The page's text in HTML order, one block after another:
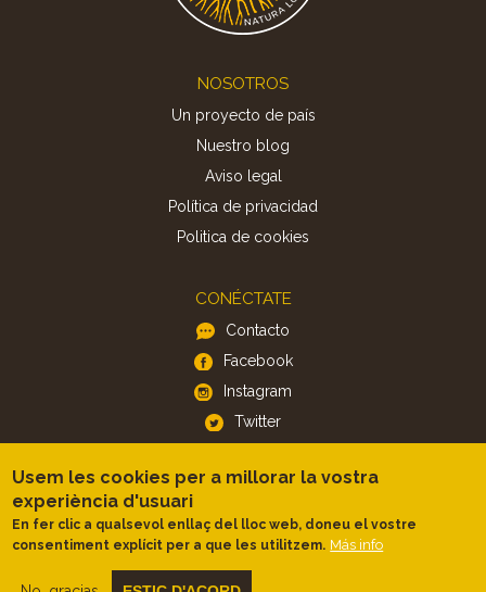
NOSOTROS
Un proyecto de país
Nuestro blog
Aviso legal
Política de privacidad
Politica de cookies
CONÉCTATE
Contacto
Facebook
Instagram
Twitter
APP
iOS
Android
Usem les cookies per a millorar la vostra
experiència d'usuari
En fer clic a qualsevol enllaç del lloc web, doneu el vostre
consentiment explícit per a que les utilitzem. Más info